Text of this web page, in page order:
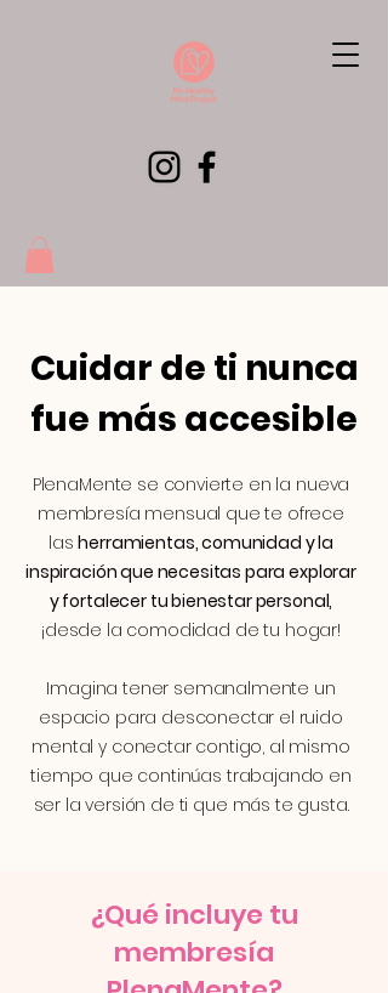
Cuidar de ti nunca
fue más accesible
PlenaMente se convierte en la nueva
membresía mensual que te ofrece
lasherramientas, comunidad y la
inspiración que necesitas para explorar
y fortalecer tu bienestar personal,
¡desde la comodidad de tu hogar!
Imagina tener semanalmente un
espacio para desconectar el ruido
mental y conectar contigo, al mismo
tiempo que continúas trabajando en
ser la versión de ti que más te gusta.
¿Qué incluye tu
membresía